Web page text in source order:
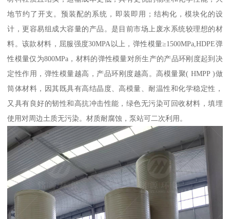
地节约了开支。预装配的系统，即装即用；结构化，模块化的设
计，更容易组成大容量的产品。是目前市场上废水系统较理想的材
料。该款材料，屈服强度30MPA以上，弹性模量≥1500MPa,HDPE弹
性模量仅为800MPa，材料的弹性模量对所生产的产品环刚度起到决
定性作用，弹性模量越高，产品环刚度越高。高模量聚( HMPP )做
筒体材料，因其既具有高结晶度、高模量、耐温性和化学稳定性，
又具有良好的韧性和高抗冲击性能，绿色无污染可回收材料，填埋
使用对周边土质无污染。材质耐腐蚀，泵站可二次利用。